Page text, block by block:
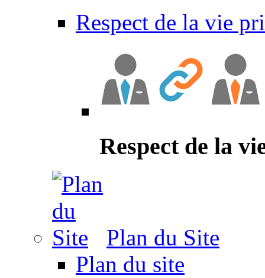
Respect de la vie
Respect de la
Plan du Site
Plan du site